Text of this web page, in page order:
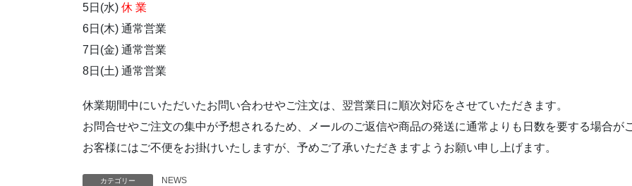
5日(水) 休 業
6日(木) 通常営業
7日(金) 通常営業
8日(土) 通常営業
休業期間中にいただいたお問い合わせやご注文は、翌営業日に順次対応をさせていただきます。
お問合せやご注文の集中が予想されるため、メールのご返信や商品の発送に通常よりも日数を要する場合が
お客様にはご不便をお掛けいたしますが、予めご了承いただきますようお願い申し上げます。
カテゴリー NEWS